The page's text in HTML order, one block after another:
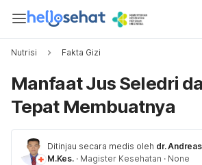
Nutrisi Fakta Gizi
Manfaat Jus Seledri
Tepat Membuatnya
Ditinjau secara medis oleh dr.
M.Kes. · Magister Kesehatan · None